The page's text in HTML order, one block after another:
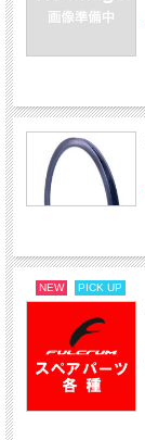
NEW PICK UP